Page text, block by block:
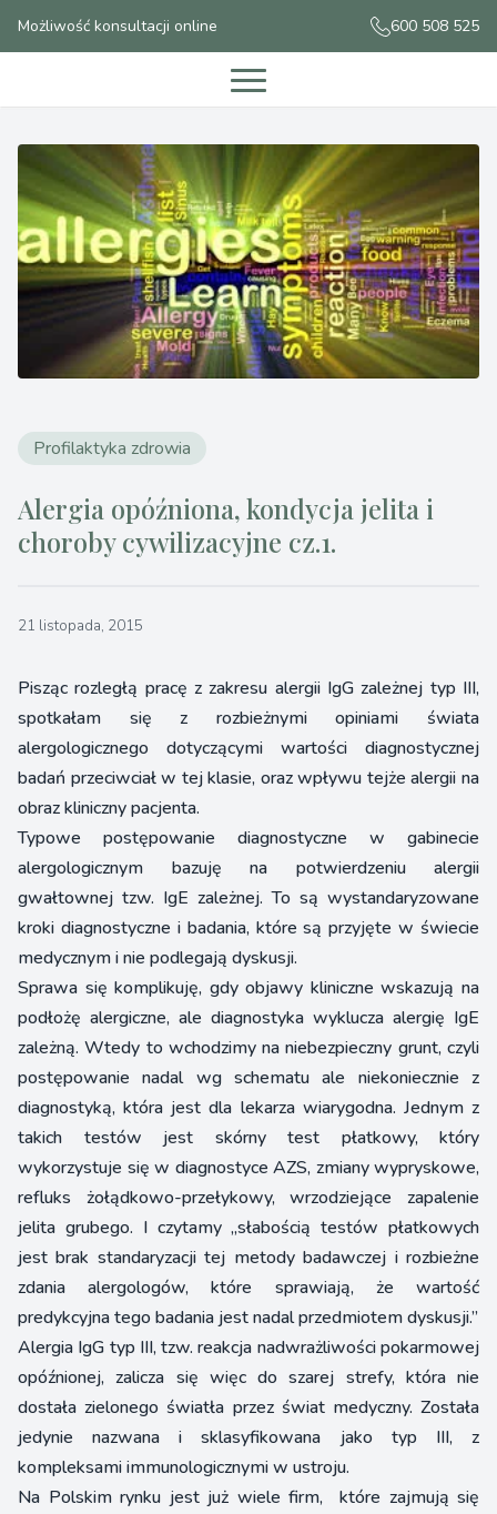
Możliwość konsultacji online 600 508 525
Profilaktyka zdrowia
Alergia opóźniona, kondycja jelita i
choroby cywilizacyjne cz.1.
21 listopada, 2015
Pisząc rozległą pracę z zakresu alergii IgG zależnej typ III,
spotkałam się z rozbieżnymi opiniami świata
alergologicznego dotyczącymi wartości diagnostycznej
badań przeciwciał w tej klasie, oraz wpływu tejże alergii na
obraz kliniczny pacjenta.
Typowe postępowanie diagnostyczne w gabinecie
alergologicznym bazuję na potwierdzeniu alergii
gwałtownej tzw. IgE zależnej. To są wystandaryzowane
kroki diagnostyczne i badania, które są przyjęte w świecie
medycznym i nie podlegają dyskusji.
Sprawa się komplikuję, gdy objawy kliniczne wskazują na
podłożę alergiczne, ale diagnostyka wyklucza alergię IgE
zależną. Wtedy to wchodzimy na niebezpieczny grunt, czyli
postępowanie nadal wg schematu ale niekoniecznie z
diagnostyką, która jest dla lekarza wiarygodna. Jednym z
takich testów jest skórny test płatkowy, który
wykorzystuje się w diagnostyce AZS, zmiany wypryskowe,
refluks żołądkowo-przełykowy, wrzodziejące zapalenie
jelita grubego. I czytamy „słabością testów płatkowych
jest brak standaryzacji tej metody badawczej i rozbieżne
zdania alergologów, które sprawiają, że wartość
predykcyjna tego badania jest nadal przedmiotem dyskusji.”
Alergia IgG typ III, tzw. reakcja nadwrażliwości pokarmowej
opóźnionej, zalicza się więc do szarej strefy, która nie
dostała zielonego światła przez świat medyczny. Została
jedynie nazwana i sklasyfikowana jako typ III, z
kompleksami immunologicznymi w ustroju.
Na Polskim rynku jest już wiele firm, które zajmują się